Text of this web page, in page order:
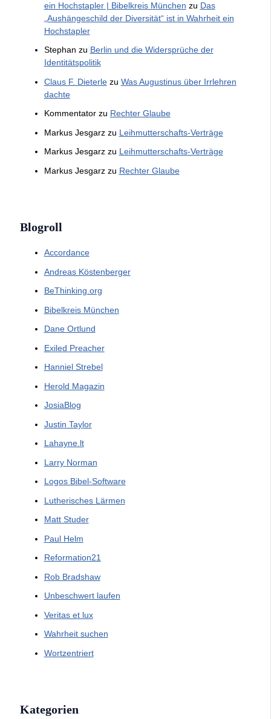
ein Hochstapler | Bibelkreis München zu Das
„Aushängeschild der Diversität“ ist in Wahrheit ein
Hochstapler
Stephan zu Berlin und die Widersprüche der
Identitätspolitik
Claus F. Dieterlezu Was Augustinus über Irrlehren
dachte
Kommentatorzu Rechter Glaube
Markus Jesgarzzu Leihmutterschafts-Verträge
Markus Jesgarzzu Leihmutterschafts-Verträge
Markus Jesgarzzu Rechter Glaube
Blogroll
Accordance
Andreas Köstenberger
BeThinking.org
Bibelkreis München
Dane Ortlund
Exiled Preacher
Hanniel Strebel
Herold Magazin
JosiaBlog
Justin Taylor
Lahayne.lt
Larry Norman
Logos Bibel-Software
Lutherisches Lärmen
Matt Studer
Paul Helm
Reformation21
Rob Bradshaw
Unbeschwert laufen
Veritas et lux
Wahrheit suchen
Wortzentriert
Kategorien